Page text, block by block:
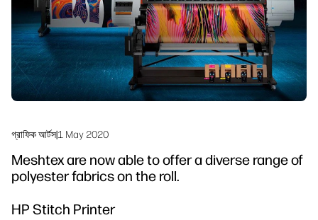
গ্রাফিক আর্টস|1 May 2020
Meshtex are now able to offer a diverse range of
polyester fabrics on the roll.
HP Stitch Printer